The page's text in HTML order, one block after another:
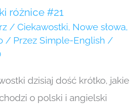
różnice #21
/ Ciekawostki, Nowe słowa,
/ Przez Simple-English /
dzisiaj dość krótko, jakie
o polski i angielski